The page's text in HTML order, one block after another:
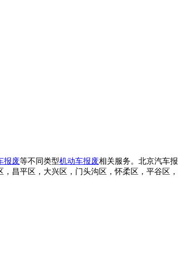
报废等不同类型机动车报废相关服务。北京汽车报
昌平区，大兴区，门头沟区，怀柔区，平谷区，